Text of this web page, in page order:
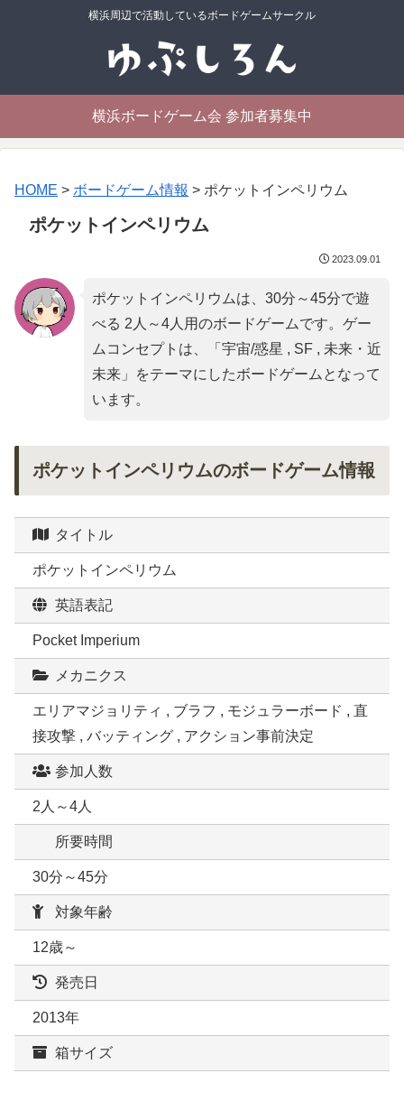
横浜周辺で活動しているボードゲームサークル
横浜ボードゲーム会 参加者募集中
HOME > ボードゲーム情報 > ポケットインペリウム
ポケットインペリウム
2023.09.01
ポケットインペリウムは、30分～45分で遊
べる 2人～4人用のボードゲームです。ゲー
ムコンセプトは、「 宇宙/惑星 , SF , 未来・近
未来」をテーマにしたボードゲームとなって
います。
ポケットインペリウムのボードゲーム情報
タイトル
ポケットインペリウム
英語表記
Pocket Imperium
メカニクス
エリアマジョリティ , ブラフ , モジュラーボード , 直
接攻撃 , バッティング , アクション事前決定
参加人数
2人～4人
所要時間
30分～45分
対象年齢
12歳～
発売日
2013年
箱サイズ